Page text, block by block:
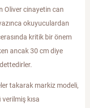
Oliver cinayetin can
okuyuculardan
kritik bir önem
ancak 30 cm diye
takarak markiz modeli,
kısa